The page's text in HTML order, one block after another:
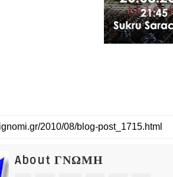
About ΓΝΩΜΗ